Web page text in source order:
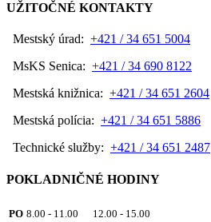
UŽITOČNÉ KONTAKTY
Mestský úrad: +421 / 34 651 5004
MsKS Senica: +421 / 34 690 8122
Mestská knižnica: +421 / 34 651 2604
Mestská polícia: +421 / 34 651 5886
Technické služby: +421 / 34 651 2487
POKLADNIČNÉ HODINY
PO 8.00 - 11.00 12.00 - 15.00